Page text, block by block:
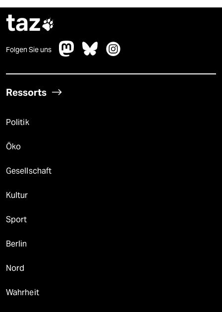
taz
Folgen Sie uns
Ressorts
Politik
Öko
Gesellschaft
Kultur
Sport
Berlin
Nord
Wahrheit